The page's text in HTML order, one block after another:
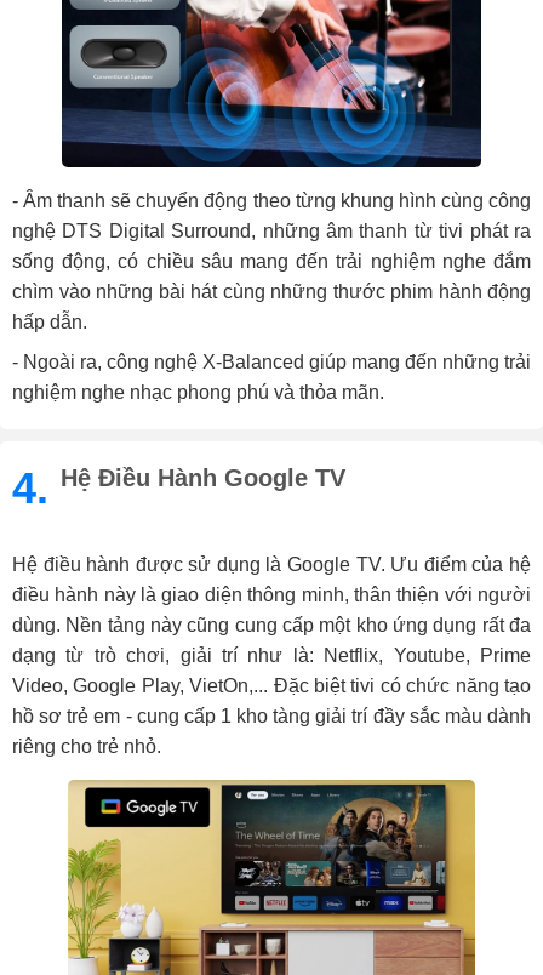
- Âm thanh sẽ chuyển động theo từng khung hình cùng công
nghệ DTS Digital Surround, những âm thanh từ tivi phát ra
sống động, có chiều sâu mang đến trải nghiệm nghe đắm
chìm vào những bài hát cùng những thước phim hành động
hấp dẫn.
- Ngoài ra, công nghệ X-Balanced giúp mang đến những trải
nghiệm nghe nhạc phong phú và thỏa mãn.
4. Hệ Điều Hành Google TV
Hệ điều hành được sử dụng là Google TV. Ưu điểm của hệ
điều hành này là giao diện thông minh, thân thiện với người
dùng. Nền tảng này cũng cung cấp một kho ứng dụng rất đa
dạng từ trò chơi, giải trí như là: Netflix, Youtube, Prime
Video, Google Play, VietOn,... Đặc biệt tivi có chức năng tạo
hồ sơ trẻ em - cung cấp 1 kho tàng giải trí đầy sắc màu dành
riêng cho trẻ nhỏ.